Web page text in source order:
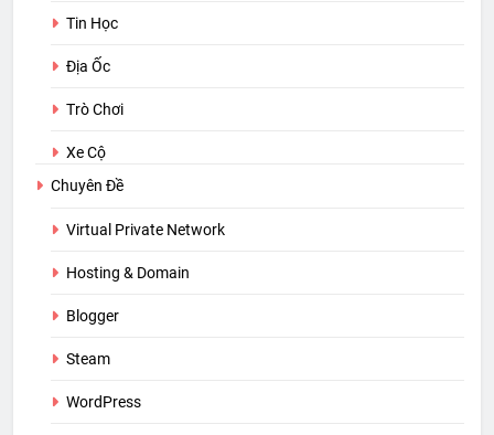
Tin Học
Địa Ốc
Trò Chơi
Xe Cộ
Chuyên Đề
Virtual Private Network
Hosting & Domain
Blogger
Steam
WordPress